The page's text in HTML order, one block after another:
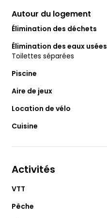
Autour du logement
Élimination des déchets
Élimination des eaux usées
Toilettes séparées
Piscine
Aire de jeux
Location de vélo
Cuisine
Activités
VTT
Pêche